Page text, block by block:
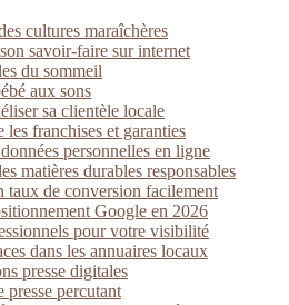
cultures maraîchères
savoir-faire sur internet
du sommeil
aux sons
sa clientèle locale
franchises et garanties
personnelles en ligne
matières durables responsables
taux de conversion facilement
Google en 2026
pour votre visibilité
dans les annuaires locaux
presse digitales
presse percutant